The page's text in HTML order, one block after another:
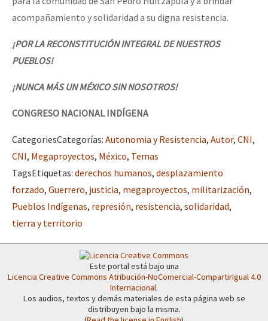
acompañamiento y solidaridad a su digna resistencia.
¡POR LA RECONSTITUCIÓN INTEGRAL DE NUESTROS
PUEBLOS!
¡NUNCA MÁS UN MÉXICO SIN NOSOTROS!
CONGRESO NACIONAL INDÍGENA
CategoriesCategorías: Autonomia y Resistencia, Autor, CNI,
CNI, Megaproyectos, México, Temas
TagsEtiquetas: derechos humanos, desplazamiento
forzado, Guerrero, justicia, megaproyectos, militarización,
Pueblos Indígenas, represión, resistencia, solidaridad,
tierra y territorio
Este portal está bajo una
Licencia Creative Commons Atribución-NoComercial-CompartirIgual 4.0
Internacional.
Los audios, textos y demás materiales de esta página web se
distribuyen bajo la misma.